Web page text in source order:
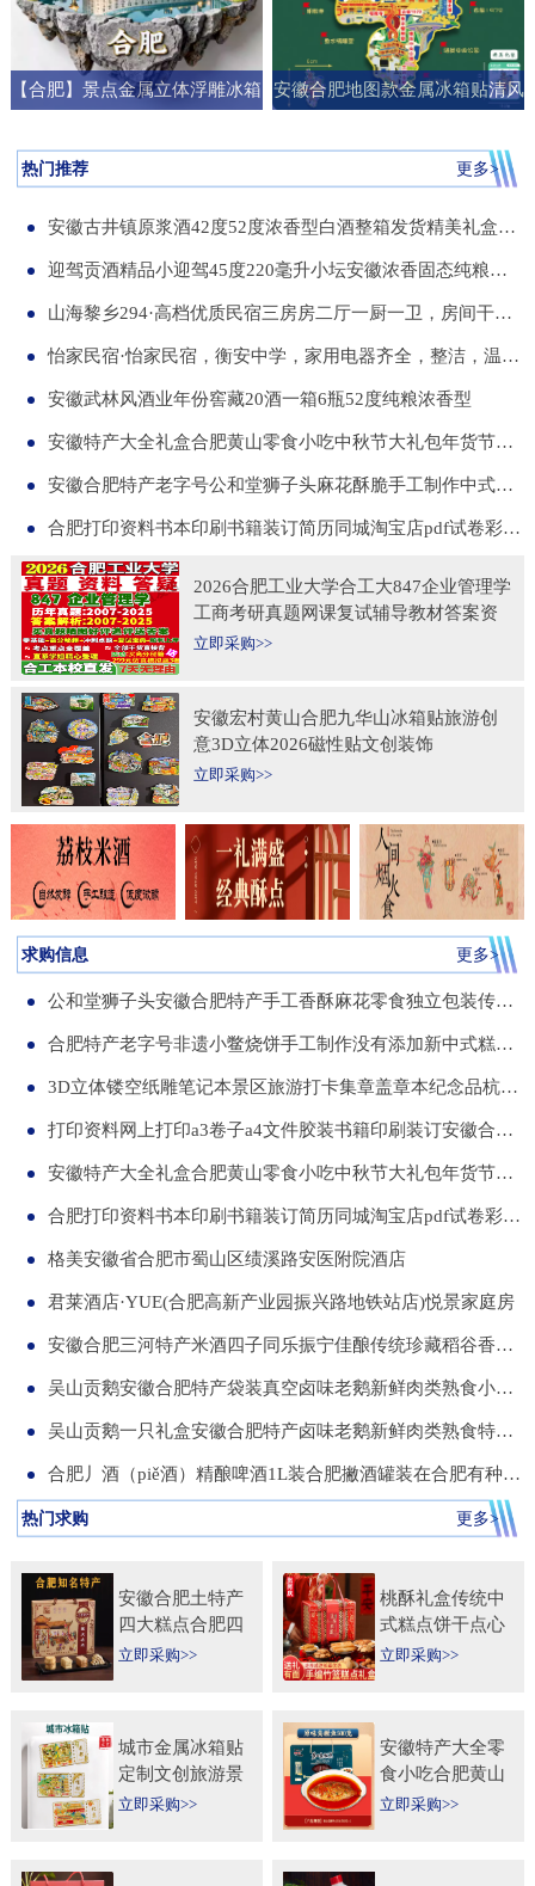
【合肥】景点金属立体浮雕冰箱 安徽合肥地图款金属冰箱贴清风
热门推荐 更多>
安徽古井镇原浆酒42度52度浓香型白酒整箱发货精美礼盒纯粮食白酒
迎驾贡酒精品小迎驾45度220毫升小坛安徽浓香固态纯粮酒整箱12瓶
山海黎乡294·高档优质民宿三房房二厅一厨一卫，房间干净整洁，可短住，可长租
怡家民宿·怡家民宿，衡安中学，家用电器齐全，整洁，温馨，可短租，月租
安徽武林风酒业年份窖藏20酒一箱6瓶52度纯粮浓香型
安徽特产大全礼盒合肥黄山零食小吃中秋节大礼包年货节送伴手礼品
安徽合肥特产老字号公和堂狮子头麻花酥脆手工制作中式糕点伴手礼
合肥打印资料书本印刷书籍装订简历同城淘宝店pdf试卷彩色a34讲义
2026合肥工业大学合工大847企业管理学
工商考研真题网课复试辅导教材答案资
料考前冲刺押题预测三套卷3套题
立即采购>>
安徽宏村黄山合肥九华山冰箱贴旅游创
意3D立体2026磁性贴文创装饰
立即采购>>
求购信息 更多>
公和堂狮子头安徽合肥特产手工香酥麻花零食独立包装传统老式糕点
合肥特产老字号非遗小鳖烧饼手工制作没有添加新中式糕点伴手礼
3D立体镂空纸雕笔记本景区旅游打卡集章盖章本纪念品杭州合肥昆明武汉城市文创本可定制集章册景点北京logo
打印资料网上打印a3卷子a4文件胶装书籍印刷装订安徽合肥同城服务
安徽特产大全礼盒合肥黄山零食小吃中秋节大礼包年货节送伴手礼品
合肥打印资料书本印刷书籍装订简历同城淘宝店pdf试卷彩色a34讲义
格美安徽省合肥市蜀山区绩溪路安医附院酒店
君莱酒店·YUE(合肥高新产业园振兴路地铁站店)悦景家庭房
安徽合肥三河特产米酒四子同乐振宁佳酿传统珍藏稻谷香一箱两瓶
吴山贡鹅安徽合肥特产袋装真空卤味老鹅新鲜肉类熟食小吃包河发货
吴山贡鹅一只礼盒安徽合肥特产卤味老鹅新鲜肉类熟食特色小吃包邮
合肥丿酒（piě酒）精酿啤酒1L装合肥撇酒罐装在合肥有种局叫丿酒
热门求购 更多>
安徽合肥土特产
四大糕点合肥四
大名点礼盒零食
立即采购>>
桃酥礼盒传统中
式糕点饼干点心
特产食品伴手礼
立即采购>>
城市金属冰箱贴
定制文创旅游景
区纪念礼品定做
立即采购>>
安徽特产大全零
食小吃合肥黄山
烧饼糕点臭鳜鱼
立即采购>>